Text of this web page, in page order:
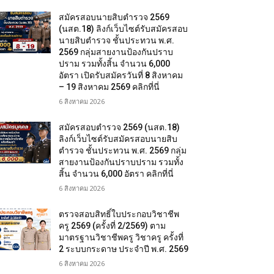
สมัครสอบนายสิบตำรวจ 2569
(นสต.18) ลิงก์เว็บไซต์รับสมัครสอบ
นายสิบตำรวจ ชั้นประทวน พ.ศ.
2569 กลุ่มสายงานป้องกันปราบ
ปราม รวมทั้งสิ้น จำนวน 6,000
อัตรา เปิดรับสมัครวันที่ 8 สิงหาคม
– 19 สิงหาคม 2569 คลิกที่นี่
6 สิงหาคม 2026
สมัครสอบตํารวจ 2569 (นสต.18)
ลิงก์เว็บไซต์รับสมัครสอบนายสิบ
ตำรวจ ชั้นประทวน พ.ศ. 2569 กลุ่ม
สายงานป้องกันปราบปราม รวมทั้ง
สิ้น จำนวน 6,000 อัตรา คลิกที่นี่
6 สิงหาคม 2026
ตรวจสอบสิทธิ์ใบประกอบวิชาชีพ
ครู 2569 (ครั้งที่ 2/2569) ตาม
มาตรฐานวิชาชีพครู วิชาครู ครั้งที่
2 ระบบกระดาษ ประจำปี พ.ศ. 2569
6 สิงหาคม 2026